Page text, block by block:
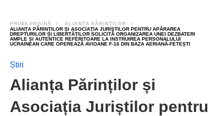
PRIMA PAGINĂ
ALIANȚA PĂRINȚILOR
ALIANȚA PĂRINȚILOR ȘI ASOCIAȚIA JURIȘTILOR PENTRU APĂRAREA
DREPTURILOR ȘI LIBERTĂȚILOR SOLICITĂ ORGANIZAREA UNEI DEZBATERI
AMPLE ȘI AUTENTICE REFERITOARE LA INSTRUIREA PERSONALULUI
UCRAINEAN CARE OPEREAZĂ AVIOANE F-16 DIN BAZA AERIANĂ-FETEȘTI
Știri
Alianța Părinților și
Asociația Juriștilor pentru